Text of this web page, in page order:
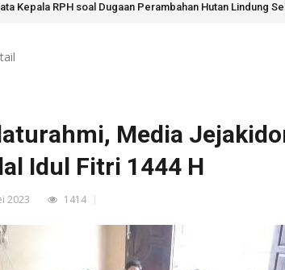
Dibalik Dugaan Alih Fungsi Lahan Kawasan Hutan
Media
Idul Fitri 1444 H
2023 1414